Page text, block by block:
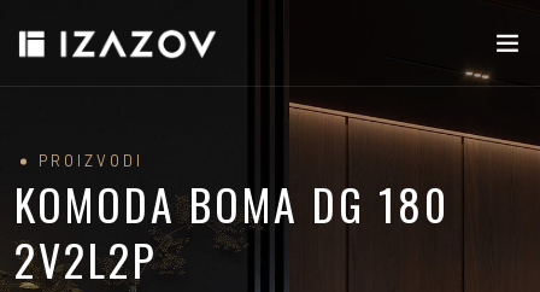
PROIZVODI
KOMODA BOMA DG 180
2V2L2P